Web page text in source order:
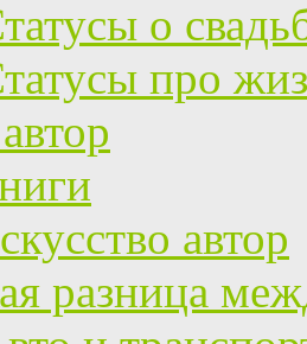
о
про
автор
разница